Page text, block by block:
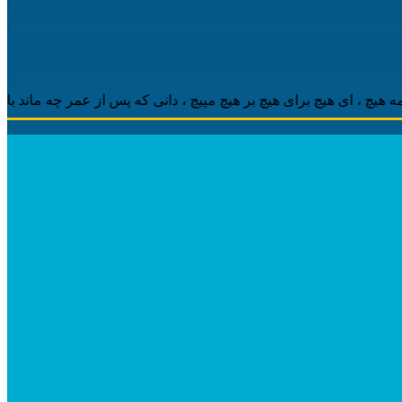
‌ای هیچ برای هیچ بر هیچ مپیچ ، دانی که پس از عمر چه ماند باقی ،